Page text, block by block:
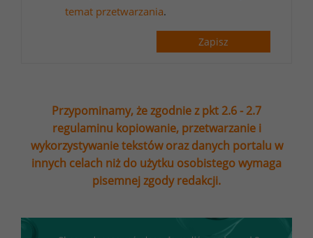
temat przetwarzania.
Zapisz
Przypominamy, że zgodnie z pkt 2.6 - 2.7
regulaminu kopiowanie, przetwarzanie i
wykorzystywanie tekstów oraz danych portalu w
innych celach niż do użytku osobistego wymaga
pisemnej zgody redakcji.